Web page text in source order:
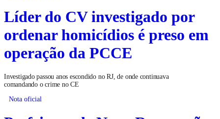
Líder do CV investigado por
ordenar homicídios é preso em
operação da PCCE
Investigado passou anos escondido no RJ, de onde continuava
comandando o crime no CE
Nota oficial